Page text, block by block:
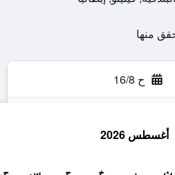
ح 16/8
أغسطس 2026
ث ر خ ج س ح